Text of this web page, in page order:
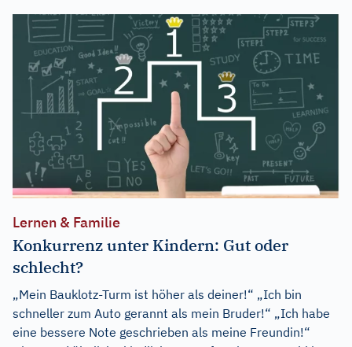
Lernen & Familie
Konkurrenz unter Kindern: Gut oder
schlecht?
„Mein Bauklotz-Turm ist höher als deiner!“ „Ich bin
schneller zum Auto gerannt als mein Bruder!“ „Ich habe
eine bessere Note geschrieben als meine Freundin!“